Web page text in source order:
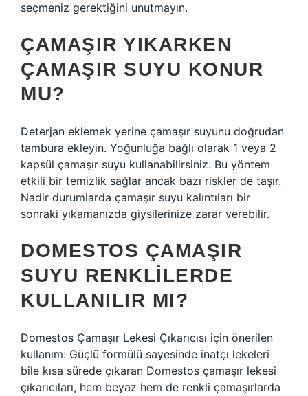
seçmeniz gerektiğini unutmayın.
ÇAMAŞIR YIKARKEN
ÇAMAŞIR SUYU KONUR
MU?
Deterjan eklemek yerine çamaşır suyunu doğrudan
tambura ekleyin. Yoğunluğa bağlı olarak 1 veya 2
kapsül çamaşır suyu kullanabilirsiniz. Bu yöntem
etkili bir temizlik sağlar ancak bazı riskler de taşır.
Nadir durumlarda çamaşır suyu kalıntıları bir
sonraki yıkamanızda giysilerinize zarar verebilir.
DOMESTOS ÇAMAŞIR
SUYU RENKLILERDE
KULLANILIR MI?
Domestos Çamaşır Lekesi Çıkarıcısı için önerilen
kullanım: Güçlü formülü sayesinde inatçı lekeleri
bile kısa sürede çıkaran Domestos çamaşır lekesi
çıkarıcıları, hem beyaz hem de renkli çamaşırlarda